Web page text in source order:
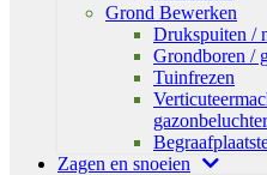
Grond Bewerken
Drukspuiten /
Grondboren /
Tuinfrezen
Zagen en snoeien